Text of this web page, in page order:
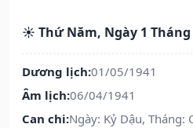
☀️ Thứ Năm, Ngày 1 Tháng
Dương lịch:01/05/1941
Âm lịch:06/04/1941
Can chi:Ngày: Kỷ Dậu, Tháng: